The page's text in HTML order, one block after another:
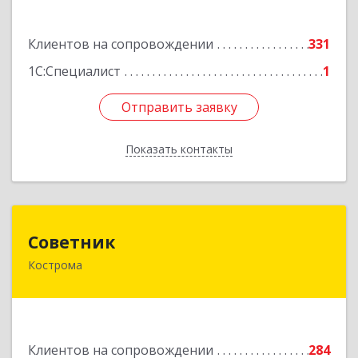
Клиентов на сопровождении
331
1С:Специалист
1
Отправить заявку
Показать контакты
Отправить заявку
Назад
Советник
Кострома
Клиентов на сопровождении
284
156000, Костромская обл, Кострома г, Ерохова